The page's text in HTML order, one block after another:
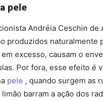
pele
Andréia Ceschin de
produzidos naturalmente
excesso, causam o
Por fora, esse efeito é
pele , quando surgem as
barram a ação dos